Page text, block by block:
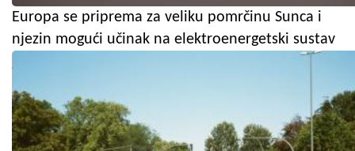
Europa se priprema za veliku pomrčinu Sunca i
njezin mogući učinak na elektroenergetski sustav